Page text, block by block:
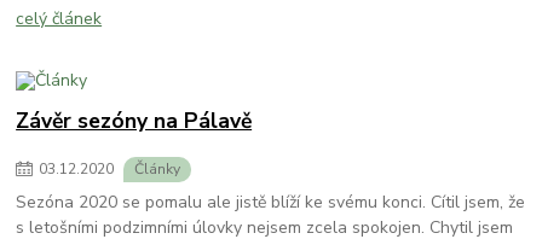
celý článek
Závěr sezóny na Pálavě
03.12.2020 Články
Sezóna 2020 se pomalu ale jistě blíží ke svému konci. Cítil jsem, že
s letošními podzimními úlovky nejsem zcela spokojen. Chytil jsem